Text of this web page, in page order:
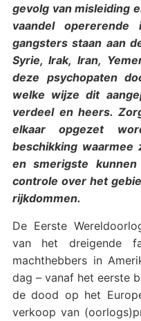
gevolg van misleiding
vaandel opererende
gangsters staan aan
Syrie, Irak, Iran,
deze psychopaten
welke wijze dit
verdeel en heers.
elkaar opgezet
beschikking waarmee
en smerigste
controle over het
rijkdommen.
De Eerste
van het dreigende
machthebbers in
dag – vanaf het eerste
de dood op het
verkoop van